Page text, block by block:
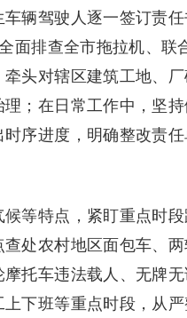
辆驾驶人逐一签订责
面排查全市拖拉机、联
头对辖区建筑工地、
；在日常工作中，坚
序进度，明确整改责
等特点，紧盯重点时
处农村地区面包车、
摩托车违法载人、无牌
下班等重点时段，从